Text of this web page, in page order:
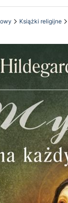
Książki religijne